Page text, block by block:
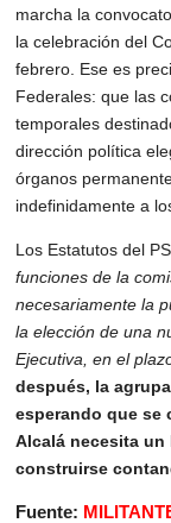
marcha la
la celebración del
febrero. Ese es
Federales: que las
temporales
dirección política
órganos
indefinidamente a
Los Estatutos del
funciones de la
necesariamente la
la elección de una
Ejecutiva, en el
después, la
esperando que se
Alcalá necesita un
construirse
Fuente: